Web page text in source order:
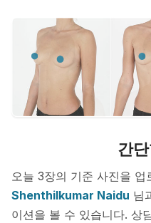
간
오늘 3장의 기준 사진을 업
Shenthilkumar Naidu 님
이션을 볼 수 있습니다. 상